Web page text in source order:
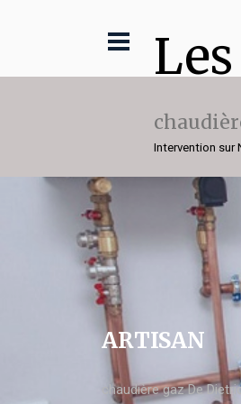
Intervention sur
ARTISAN
chaudière gaz De